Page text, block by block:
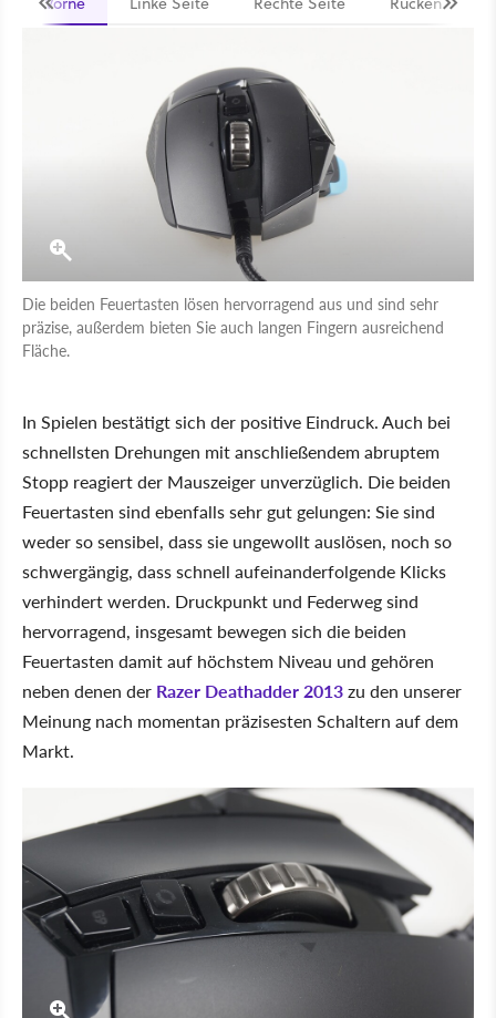
Die beiden Feuertasten lösen hervorragend aus und sind sehr
präzise, außerdem bieten Sie auch langen Fingern ausreichend
Fläche.
In Spielen bestätigt sich der positive Eindruck. Auch bei
schnellsten Drehungen mit anschließendem abruptem
Stopp reagiert der Mauszeiger unverzüglich. Die beiden
Feuertasten sind ebenfalls sehr gut gelungen: Sie sind
weder so sensibel, dass sie ungewollt auslösen, noch so
schwergängig, dass schnell aufeinanderfolgende Klicks
verhindert werden. Druckpunkt und Federweg sind
hervorragend, insgesamt bewegen sich die beiden
Feuertasten damit auf höchstem Niveau und gehören
neben denen der Razer Deathadder 2013zu den unserer
Meinung nach momentan präzisesten Schaltern auf dem
Markt.